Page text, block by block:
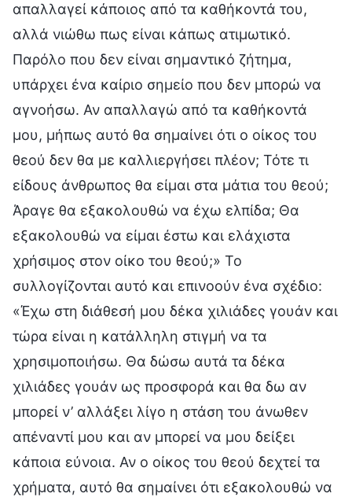
απαλλαγεί κάποιος από τα καθήκοντά του,
αλλά νιώθω πως είναι κάπως ατιμωτικό.
Παρόλο που δεν είναι σημαντικό ζήτημα,
υπάρχει ένα καίριο σημείο που δεν μπορώ να
αγνοήσω. Αν απαλλαγώ από τα καθήκοντά
μου, μήπως αυτό θα σημαίνει ότι ο οίκος του
θεού δεν θα με καλλιεργήσει πλέον; Τότε τι
είδους άνθρωπος θα είμαι στα μάτια του θεού;
Άραγε θα εξακολουθώ να έχω ελπίδα; Θα
εξακολουθώ να είμαι έστω και ελάχιστα
χρήσιμος στον οίκο του θεού;» Το
συλλογίζονται αυτό και επινοούν ένα σχέδιο:
«Έχω στη διάθεσή μου δέκα χιλιάδες γουάν και
τώρα είναι η κατάλληλη στιγμή να τα
χρησιμοποιήσω. Θα δώσω αυτά τα δέκα
χιλιάδες γουάν ως προσφορά και θα δω αν
μπορεί ν’ αλλάξει λίγο η στάση του άνωθεν
απέναντί μου και αν μπορεί να μου δείξει
κάποια εύνοια. Αν ο οίκος του θεού δεχτεί τα
χρήματα, αυτό θα σημαίνει ότι εξακολουθώ να